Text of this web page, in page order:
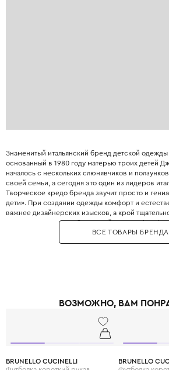
Знаменитый итальянский бренд детской
основанный в 1980 году матерью троих детей
началось с нескольких слюнявчиков и
своей семьи, а сегодня это один из лидеров
Творческое кредо бренда звучит просто и
дети». При создании одежды комфорт и
важнее дизайнерских изысков, а крой
всех возрастных особенностей. Философия Il
китах: качество материалов, продуманность
что сделало бренд эталоном качества. Для
которые ценят настоящее итальянское качество
ВСЕ ТОВАРЫ БРЕНДА
ВОЗМОЖНО, ВАМ
BRUNELLO CUCINELLI BRUNELLO